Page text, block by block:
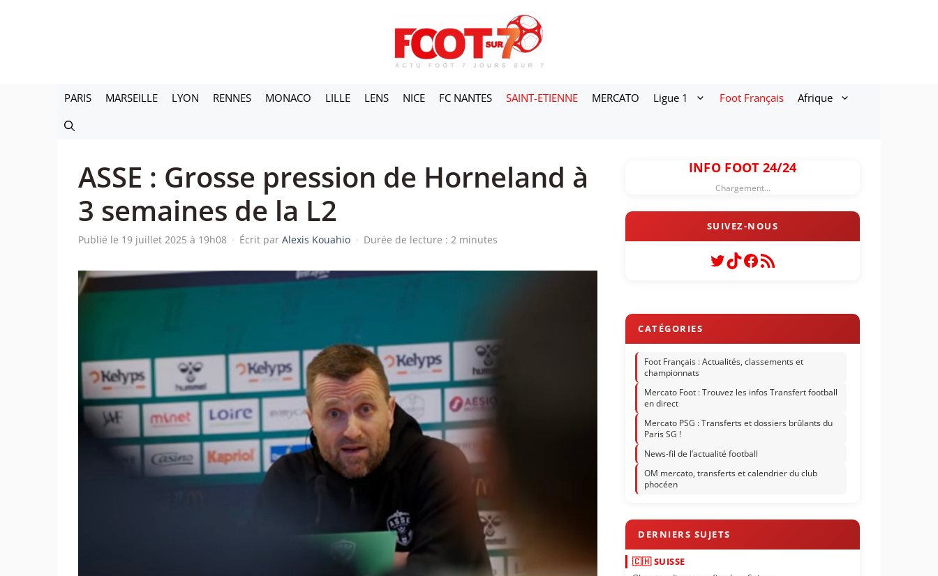
PARIS MARSEILLE LYON RENNES MONACO LILLE LENS NICE FC NANTES SAINT-ETIENNE MERCATO Ligue 1 Foot Français Afrique
ASSE : Grosse pression de Horneland à
3 semaines de la L2
Publié le 19 juillet 2025 à 19h08 · Écrit parAlexis Kouahio · Durée de lecture : 2 minutes
INFO FOOT 24/24
Chargement...
Twitter
TikTok
Facebook
Flux RSS
Foot Français : Actualités, classements et
championnats
Mercato Foot : Trouvez les infos Transfert football
en direct
Mercato PSG : Transferts et dossiers brûlants du
Paris SG !
News-fil de l’actualité football
OM mercato, transferts et calendrier du club
phocéen
🇨🇭 SUISSE